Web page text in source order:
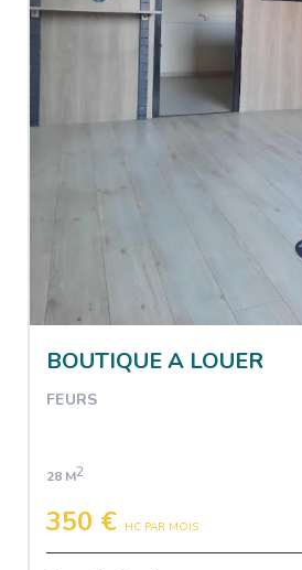
BOUTIQUE A LOUER
FEURS
28 M2
350 € HC PAR MOIS